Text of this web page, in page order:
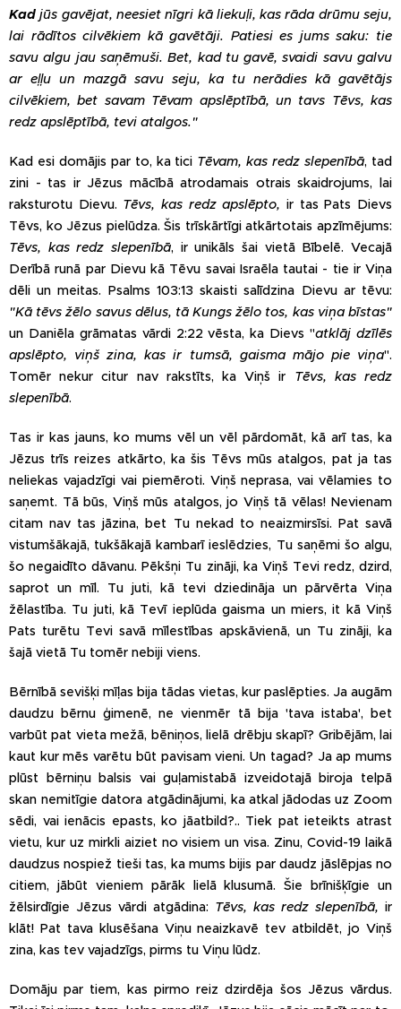
Kad jūs gavējat, neesiet nīgri kā liekuļi, kas rāda drūmu seju,
lai rādītos cilvēkiem kā gavētāji. Patiesi es jums saku: tie
savu algu jau saņēmuši. Bet, kad tu gavē, svaidi savu galvu
ar eļļu un mazgā savu seju, ka tu nerādies kā gavētājs
cilvēkiem, bet savam Tēvam apslēptībā, un tavs Tēvs, kas
redz apslēptībā, tevi atalgos."
Kad esi domājis par to, ka tici Tēvam, kas redz slepenībā, tad
zini - tas ir Jēzus mācībā atrodamais otrais skaidrojums, lai
raksturotu Dievu. Tēvs, kas redz apslēpto, ir tas Pats Dievs
Tēvs, ko Jēzus pielūdza. Šis trīskārtīgi atkārtotais apzīmējums:
Tēvs, kas redz slepenībā, ir unikāls šai vietā Bībelē. Vecajā
Derībā runā par Dievu kā Tēvu savai Israēla tautai - tie ir Viņa
dēli un meitas. Psalms 103:13 skaisti salīdzina Dievu ar tēvu:
"Kā tēvs žēlo savus dēlus, tā Kungs žēlo tos, kas viņa bīstas"
un Daniēla grāmatas vārdi 2:22 vēsta, ka Dievs "atklāj dzīlēs
apslēpto, viņš zina, kas ir tumsā, gaisma mājo pie viņa".
Tomēr nekur citur nav rakstīts, ka Viņš ir Tēvs, kas redz
slepenībā.
Tas ir kas jauns, ko mums vēl un vēl pārdomāt, kā arī tas, ka
Jēzus trīs reizes atkārto, ka šis Tēvs mūs atalgos, pat ja tas
neliekas vajadzīgi vai piemēroti. Viņš neprasa, vai vēlamies to
saņemt. Tā būs, Viņš mūs atalgos, jo Viņš tā vēlas! Nevienam
citam nav tas jāzina, bet Tu nekad to neaizmirsīsi. Pat savā
vistumšākajā, tukšākajā kambarī ieslēdzies, Tu saņēmi šo algu,
šo negaidīto dāvanu. Pēkšņi Tu zināji, ka Viņš Tevi redz, dzird,
saprot un mīl. Tu juti, kā tevi dziedināja un pārvērta Viņa
žēlastība. Tu juti, kā Tevī ieplūda gaisma un miers, it kā Viņš
Pats turētu Tevi savā mīlestības apskāvienā, un Tu zināji, ka
šajā vietā Tu tomēr nebiji viens.
Bērnībā sevišķi mīļas bija tādas vietas, kur paslēpties. Ja augām
daudzu bērnu ģimenē, ne vienmēr tā bija 'tava istaba', bet
varbūt pat vieta mežā, bēniņos, lielā drēbju skapī? Gribējām, lai
kaut kur mēs varētu būt pavisam vieni. Un tagad? Ja ap mums
plūst bērniņu balsis vai guļamistabā izveidotajā biroja telpā
skan nemitīgie datora atgādinājumi, ka atkal jādodas uz Zoom
sēdi, vai ienācis epasts, ko jāatbild?.. Tiek pat ieteikts atrast
vietu, kur uz mirkli aiziet no visiem un visa. Zinu, Covid-19 laikā
daudzus nospiež tieši tas, ka mums bijis par daudz jāslēpjas no
citiem, jābūt vieniem pārāk lielā klusumā. Šie brīnišķīgie un
žēlsirdīgie Jēzus vārdi atgādina: Tēvs, kas redz slepenībā, ir
klāt! Pat tava klusēšana Viņu neaizkavē tev atbildēt, jo Viņš
zina, kas tev vajadzīgs, pirms tu Viņu lūdz.
Domāju par tiem, kas pirmo reiz dzirdēja šos Jēzus vārdus.